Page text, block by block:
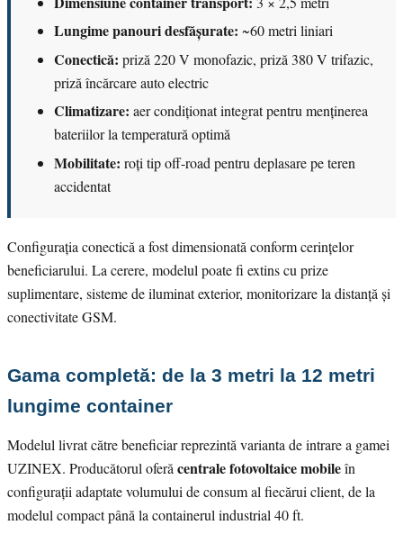
Lungime panouri desfășurate: ~60 metri liniari
Conectică: priză 220 V monofazic, priză 380 V trifazic,
priză încărcare auto electric
Climatizare: aer condiționat integrat pentru menținerea
bateriilor la temperatură optimă
Mobilitate: roți tip off-road pentru deplasare pe teren
accidentat
Configurația conectică a fost dimensionată conform cerințelor
beneficiarului. La cerere, modelul poate fi extins cu prize
suplimentare, sisteme de iluminat exterior, monitorizare la distanță și
conectivitate GSM.
Gama completă: de la 3 metri la 12 metri
lungime container
Modelul livrat către beneficiar reprezintă varianta de intrare a gamei
UZINEX. Producătorul oferă centrale fotovoltaice mobileîn
configurații adaptate volumului de consum al fiecărui client, de la
modelul compact până la containerul industrial 40 ft.